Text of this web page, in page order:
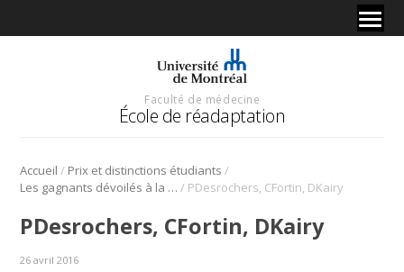
Faculté de médecine
École de réadaptation
Accueil / Prix et distinctions étudiants /
Les gagnants dévoilés à la session de communication des affiches en physiothérapie / PDesrochers, CFortin, DKairy
PDesrochers, CFortin, DKairy
26 avril 2016